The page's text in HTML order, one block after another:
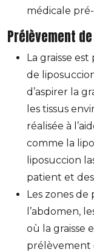
médicale
Prélèvement
La graisse
de
d’aspirer la
les tissus
réalisée à
comme la
liposuccion
patient et
Les zones
l’abdomen,
où la graisse
prélèvement